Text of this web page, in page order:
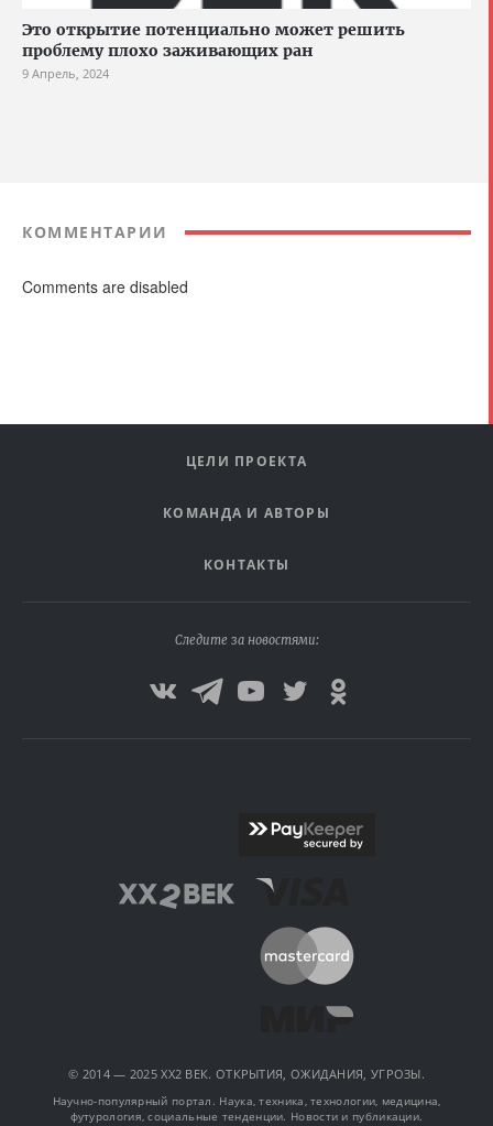
Это открытие потенциально может решить
проблему плохо заживающих ран
9 Апрель, 2024
КОММЕНТАРИИ
Comments are disabled
ЦЕЛИ ПРОЕКТА
КОМАНДА И АВТОРЫ
КОНТАКТЫ
Следите за новостями:
© 2014 — 2025 XX2 ВЕК. ОТКРЫТИЯ, ОЖИДАНИЯ, УГРОЗЫ.
Научно-популярный портал. Наука, техника, технологии, медицина,
футурология, социальные тенденции. Новости и публикации.